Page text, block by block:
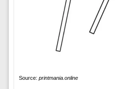
Source: printmania.online